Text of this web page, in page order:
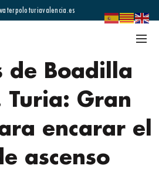
de Boadilla
Turia: Gran
encarar el
ascenso